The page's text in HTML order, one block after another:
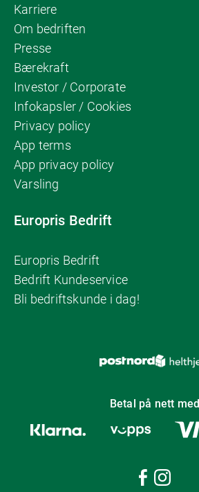
Karriere
Om bedriften
Presse
Bærekraft
Investor / Corporate
Infokapsler / Cookies
Privacy policy
App terms
App privacy policy
Varsling
Europris Bedrift
Europris Bedrift
Bedrift Kundeservice
Bli bedriftskunde i dag!
Betal på nett med